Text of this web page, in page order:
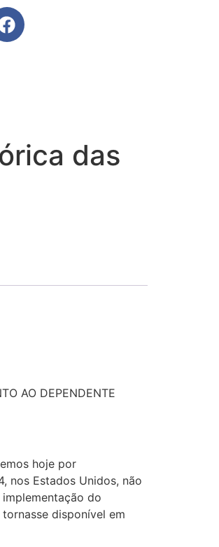
das
AO DEPENDENTE
hoje por
nos Estados Unidos, não
do
disponível em